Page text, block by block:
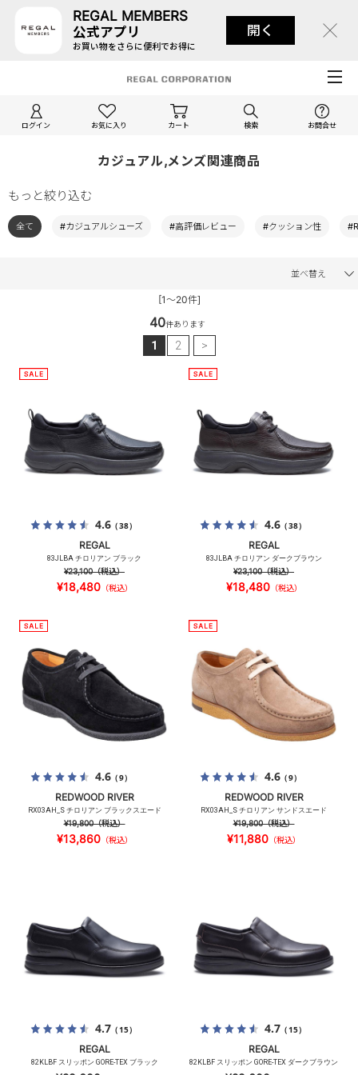
REGAL MEMBERS
公式アプリ
お買い物をさらに便利でお得に
開く
ログイン お気に入り カート 検索 お問合せ
カジュアル,メンズ関連商品
もっと絞り込む
全て #カジュアルシューズ #高評価レビュー #クッション性
並べ替え
[1～20件]
40件あります
1 2 >
4.6（38）
REGAL
83JLBA チロリアン ブラック
¥23,100（税込）
¥18,480（税込）
4.6（38）
REGAL
83JLBA チロリアン ダークブラウン
¥23,100（税込）
¥18,480（税込）
4.6（9）
REDWOOD RIVER
RX03AH_S チロリアン ブラックスエード
¥19,800（税込）
¥13,860（税込）
4.6（9）
REDWOOD RIVER
RX03AH_S チロリアン サンドスエード
¥19,800（税込）
¥11,880 （税込）
4.7（15）
REGAL
82KLBF スリッポン GORE-TEX ブラック
4.7（15）
REGAL
82KLBF スリッポン GORE-TEX ダークブラウン